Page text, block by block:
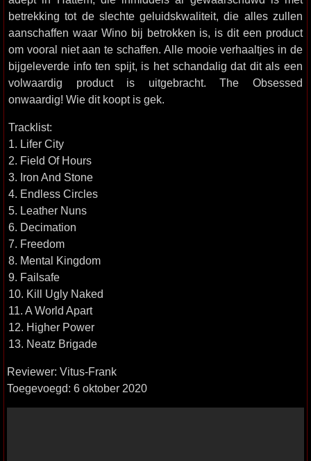
betrekking tot de slechte geluidskwaliteit, die alles zullen
aanschaffen waar Wino bij betrokken is, is dit een product
om vooral niet aan te schaffen. Alle mooie verhaaltjes in de
bijgeleverde info ten spijt, is het schandalig dat dit als een
volwaardig product is uitgebracht. The Obsessed
onwaardig! Wie dit koopt is gek.
Tracklist:
1. Lifer City
2. Field Of Hours
3. Iron And Stone
4. Endless Circles
5. Leather Nuns
6. Decimation
7. Freedom
8. Mental Kingdom
9. Failsafe
10. Kill Ugly Naked
11. A World Apart
12. Higher Power
13. Neatz Brigade
Reviewer: Vitus-Frank
Toegevoegd: 6 oktober 2020